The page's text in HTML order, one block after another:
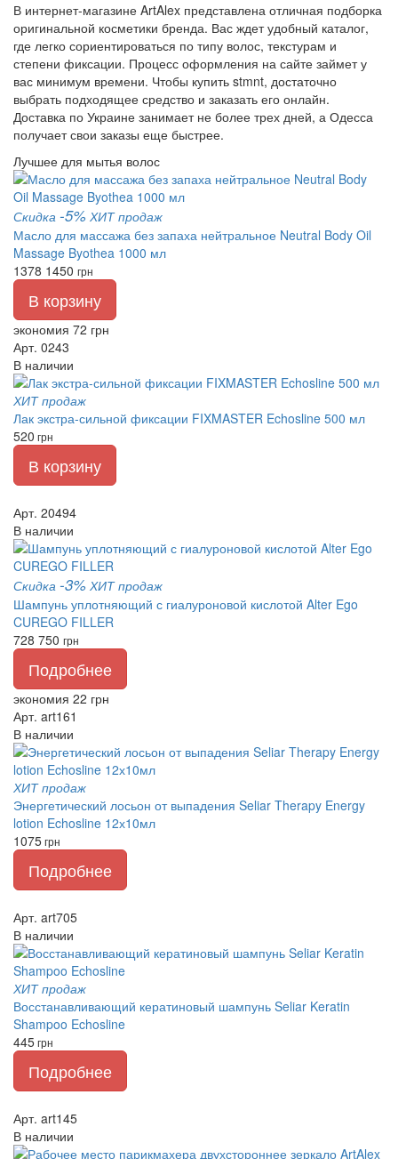
В интернет-магазине ArtAlex представлена отличная подборка
оригинальной косметики бренда. Вас ждет удобный каталог,
где легко сориентироваться по типу волос, текстурам и
степени фиксации. Процесс оформления на сайте займет у
вас минимум времени. Чтобы купить stmnt, достаточно
выбрать подходящее средство и заказать его онлайн.
Доставка по Украине занимает не более трех дней, а Одесса
получает свои заказы еще быстрее.
Лучшее для мытья волос
Скидка -5% ХИТ продаж
Масло для массажа без запаха нейтральное Neutral Body Oil
Massage Byothea 1000 мл
1378 1450 грн
В корзину
экономия 72 грн
Арт. 0243
В наличии
ХИТ продаж
Лак экстра-сильной фиксации FIXMASTER Echosline 500 мл
520 грн
В корзину
Арт. 20494
В наличии
Скидка -3% ХИТ продаж
Шампунь уплотняющий с гиалуроновой кислотой Alter Ego
CUREGO FILLER
728 750 грн
Подробнее
экономия 22 грн
Арт. art161
В наличии
ХИТ продаж
Энергетический лосьон от выпадения Seliar Therapy Energy
lotion Echosline 12х10мл
1075грн
Подробнее
Арт. art705
В наличии
ХИТ продаж
Восстанавливающий кератиновый шампунь Seliar Keratin
Shampoo Echosline
445грн
Подробнее
Арт. art145
В наличии